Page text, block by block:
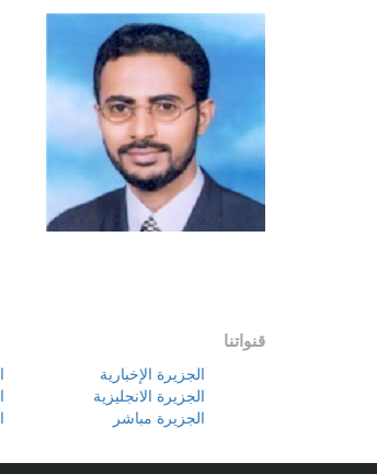
قنواتنا
الجزيرة الإخبارية
الجزيرة الانجليزية
الجزيرة مباشر